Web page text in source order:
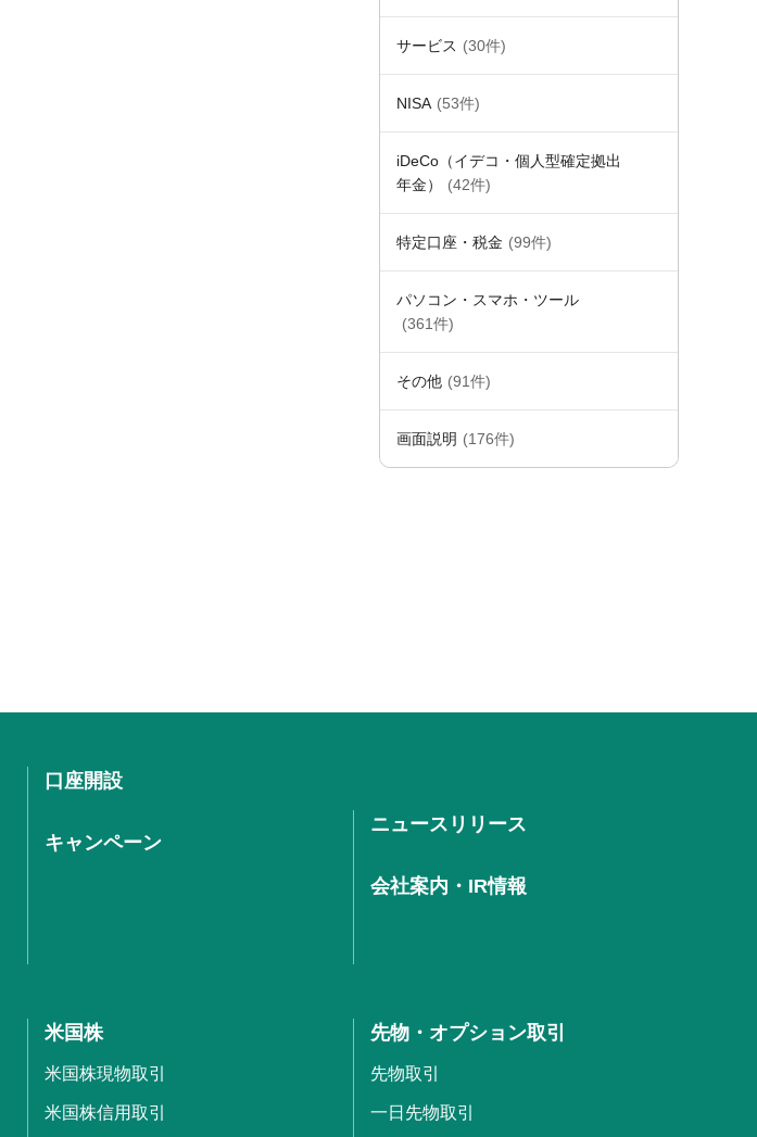
サービス (30件)
NISA (53件)
iDeCo（イデコ・個人型確定拠出
年金）
(42件)
特定口座・税金 (99件)
パソコン・スマホ・ツール
(361件)
その他 (91件)
画面説明 (176件)
口座開設
キャンペーン
ニュースリリース
会社案内・IR情報
米国株
米国株現物取引
米国株信用取引
先物・オプション取引
先物取引
一日先物取引